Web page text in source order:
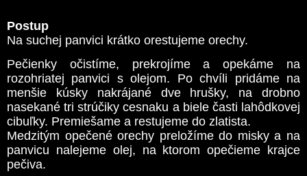
Postup
Na suchej panvici krátko orestujeme orechy.
Pečienky očistíme, prekrojíme a opekáme na
rozohriatej panvici s olejom. Po chvíli pridáme na
menšie kúsky nakrájané dve hrušky, na drobno
nasekané tri strúčiky cesnaku a biele časti lahôdkovej
cibuľky. Premiešame a restujeme do zlatista.
Medzitým opečené orechy preložíme do misky a na
panvicu nalejeme olej, na ktorom opečieme krajce
pečiva.